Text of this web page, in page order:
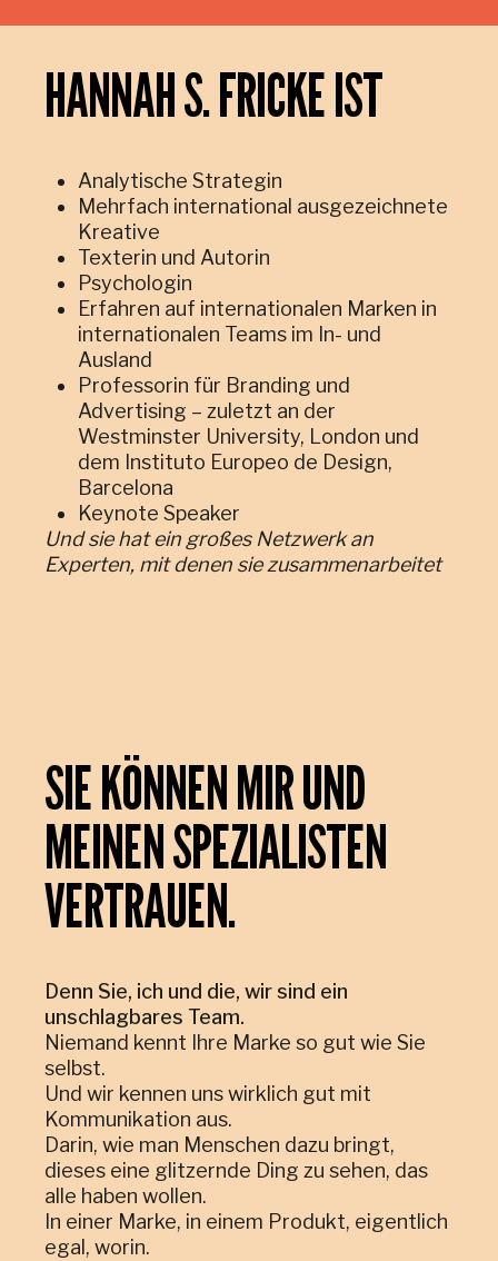
HANNAH S. FRICKE IST
Analytische Strategin
Mehrfach international ausgezeichnete
Kreative
Texterin und Autorin
Psychologin
Erfahren auf internationalen Marken in
internationalen Teams im In- und
Ausland
Professorin für Branding und
Advertising – zuletzt an der
Westminster University, London und
dem Instituto Europeo de Design,
Barcelona
Keynote Speaker
Und sie hat ein großes Netzwerk an
Experten, mit denen sie zusammenarbeitet
SIE KÖNNEN MIR UND
MEINEN SPEZIALISTEN
VERTRAUEN.
Denn Sie, ich und die, wir sind ein
unschlagbares Team.
Niemand kennt Ihre Marke so gut wie Sie
selbst.
Und wir kennen uns wirklich gut mit
Kommunikation aus.
Darin, wie man Menschen dazu bringt,
dieses eine glitzernde Ding zu sehen, das
alle haben wollen.
In einer Marke, in einem Produkt, eigentlich
egal, worin.